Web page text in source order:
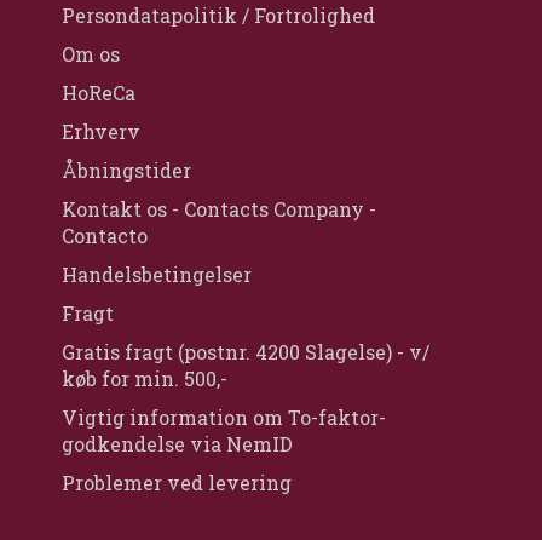
Persondatapolitik / Fortrolighed
Om os
HoReCa
Erhverv
Åbningstider
Kontakt os - Contacts Company -
Contacto
Handelsbetingelser
Fragt
Gratis fragt (postnr. 4200 Slagelse) - v/
køb for min. 500,-
Vigtig information om To-faktor-
godkendelse via NemID
Problemer ved levering